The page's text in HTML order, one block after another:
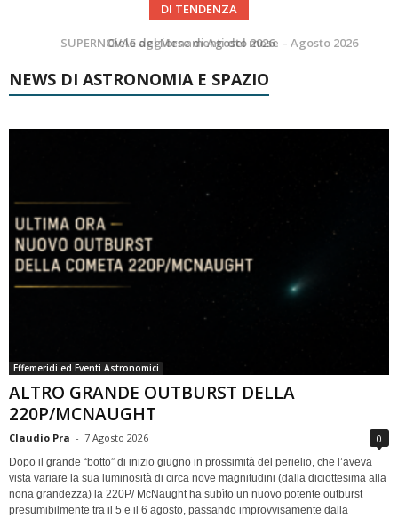
DI TENDENZA
SUPERNOVAE aggiornamenti del mese – Agosto 2026
Le Comete del mese di Agosto: LA 10P/TEMPEL AL PERIELIO
NEWS DI ASTRONOMIA E SPAZIO
Effemeridi ed Eventi Astronomici
ALTRO GRANDE OUTBURST DELLA
220P/MCNAUGHT
Claudio Pra - 7 Agosto 2026 0
Dopo il grande “botto” di inizio giugno in prossimità del perielio, che l’aveva
vista variare la sua luminosità di circa nove magnitudini (dalla diciottesima alla
nona grandezza) la 220P/ McNaught ha subìto un nuovo potente outburst
presumibilmente tra il 5 e il 6 agosto, passando improvvisamente dalla